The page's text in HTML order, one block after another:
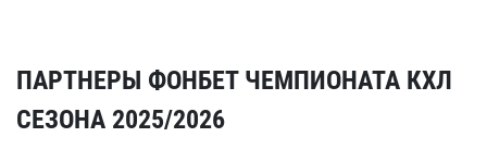
ПАРТНЕРЫ ФОНБЕТ ЧЕМПИОНАТА КХЛ
СЕЗОНА 2025/2026